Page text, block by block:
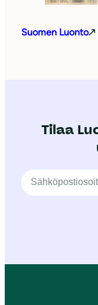
Suomen Luonto
Tilaa